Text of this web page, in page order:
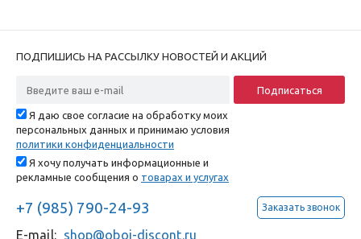
ПОДПИШИСЬ НА РАССЫЛКУ НОВОСТЕЙ И АКЦИЙ
Я даю свое согласие на обработку моих
персональных данных и принимаю условия
политики конфиденциальности
Я хочу получать информационные и
рекламные сообщения о товарах и услугах
+7 (985) 790-24-93 Заказать звонок
E-mail: shop@oboi-discont.ru